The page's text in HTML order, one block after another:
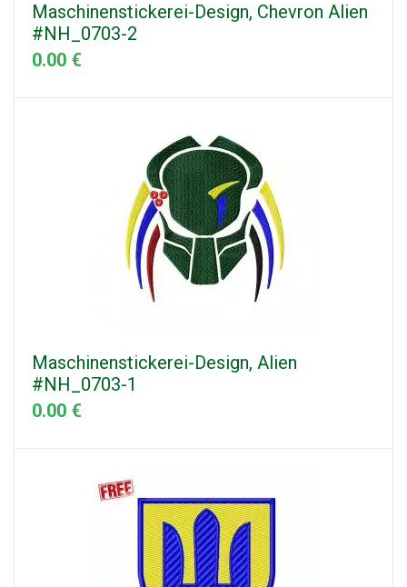
Maschinenstickerei-Design, Chevron Alien
#NH_0703-2
0.00 €
Maschinenstickerei-Design, Alien
#NH_0703-1
0.00 €